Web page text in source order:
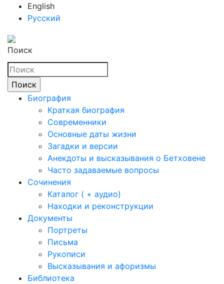
English
Русский
Поиск
Биография
Краткая биография
Современники
Основные даты жизни
Загадки и версии
Анекдоты и высказывания о Бетховене
Часто задаваемые вопросы
Сочинения
Каталог ( + аудио)
Находки и реконструкции
Документы
Портреты
Письма
Рукописи
Высказывания и афоризмы
Библиотека